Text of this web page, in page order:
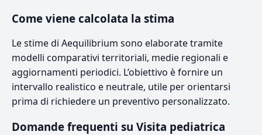
Come viene calcolata la stima
Le stime di Aequilibrium sono elaborate tramite
modelli comparativi territoriali, medie regionali e
aggiornamenti periodici. L’obiettivo è fornire un
intervallo realistico e neutrale, utile per orientarsi
prima di richiedere un preventivo personalizzato.
Domande frequenti su Visita pediatrica